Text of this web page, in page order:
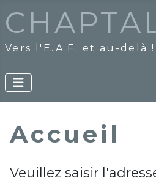
Vers l'E.A.F. et au-delà !
Accueil
Veuillez saisir